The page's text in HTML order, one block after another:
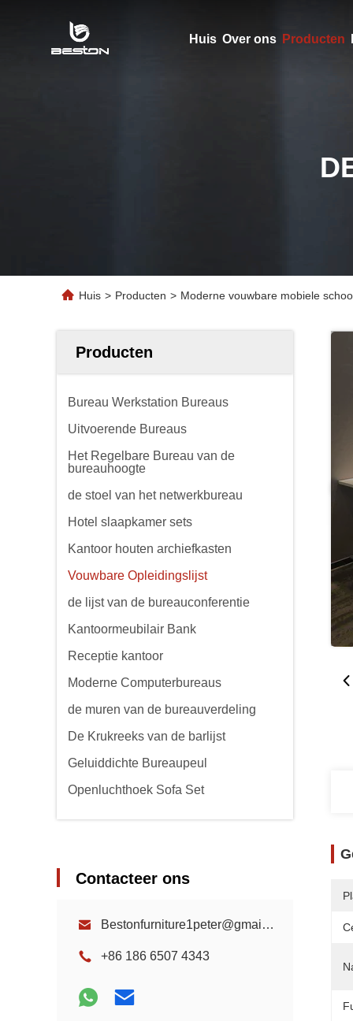
Huis Over ons Producten
Huis > Producten > Moderne vouwbare mobiele
Producten
Bureau Werkstation Bureaus
Uitvoerende Bureaus
Het Regelbare Bureau van de
bureauhoogte
de stoel van het netwerkbureau
Hotel slaapkamer sets
Kantoor houten archiefkasten
Vouwbare Opleidingslijst
de lijst van de bureauconferentie
Kantoormeubilair Bank
Receptie kantoor
Moderne Computerbureaus
de muren van de bureauverdeling
De Krukreeks van de barlijst
Geluiddichte Bureaupeul
Openluchthoek Sofa Set
Contacteer ons
Bestonfurniture1peter@gmail.com
+86 186 6507 4343